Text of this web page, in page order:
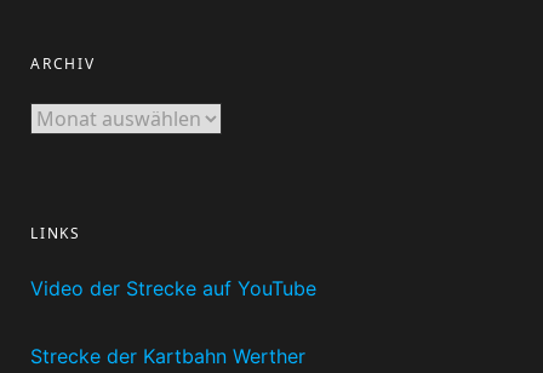
ARCHIV
Archiv
LINKS
Video der Strecke auf YouTube
Strecke der Kartbahn Werther